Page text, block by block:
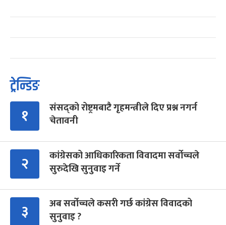
ट्रेन्डिङ
१
संसद्को रोष्ट्रमबाटै गृहमन्त्रीले दिए प्रश्न नगर्न
चेतावनी
२
कांग्रेसको आधिकारिकता विवादमा सर्वोच्चले
सुरुदेखि सुनुवाइ गर्ने
३
अब सर्वोच्चले कसरी गर्छ कांग्रेस विवादको
सुनुवाइ ?